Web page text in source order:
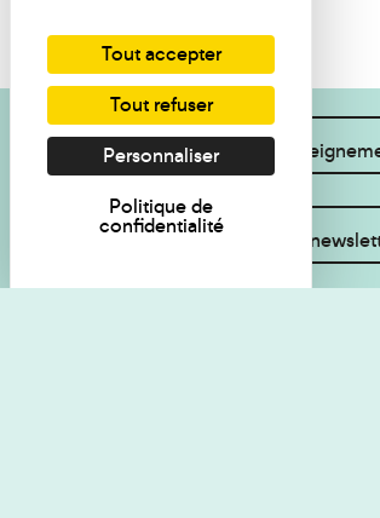
Je souhaite des
Inscrivez-vous à la
Tout accepter
Tout refuser
Personnaliser
Politique de
confidentialité